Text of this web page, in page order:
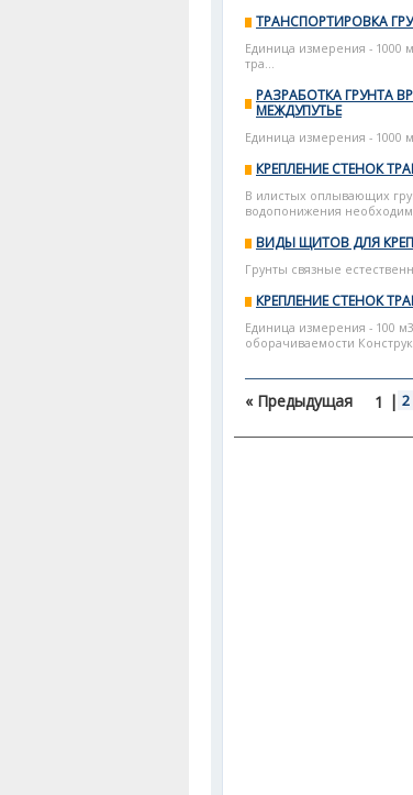
ТРАНСПОРТИРОВКА
Единица измерения - 1000
тра...
РАЗРАБОТКА ГРУНТА
МЕЖДУПУТЬЕ
Единица измерения - 1000
КРЕПЛЕНИЕ СТЕНОК
В илистых оплывающих
водопонижения
ВИДЫ ЩИТОВ ДЛЯ
Грунты связные
КРЕПЛЕНИЕ СТЕНОК
Единица измерения - 100
оборачиваемости
« Предыдущая 1 | 2